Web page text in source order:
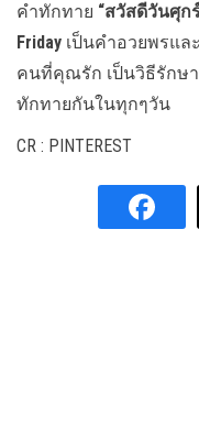
คำทักทาย “สวัสดีวันศุก
Friday เป็นคำอวยพรแล
คนที่คุณรัก เป็นวิธีรักษ
ทักทายกันในทุกๆวัน
CR : PINTEREST